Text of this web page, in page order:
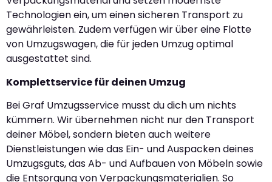
Technologien ein, um einen sicheren Transport zu
gewährleisten. Zudem verfügen wir über eine Flotte
von Umzugswagen, die für jeden Umzug optimal
ausgestattet sind.
Komplettservice für deinen Umzug
Bei Graf Umzugsservice musst du dich um nichts
kümmern. Wir übernehmen nicht nur den Transport
deiner Möbel, sondern bieten auch weitere
Dienstleistungen wie das Ein- und Auspacken deines
Umzugsguts, das Ab- und Aufbauen von Möbeln sowie
die Entsorgung von Verpackungsmaterialien. So